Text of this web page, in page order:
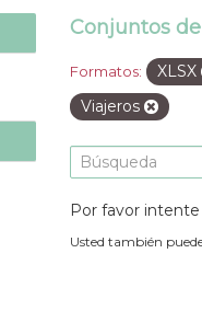
Conjuntos
Formatos: XLSX
Viajeros
Por favor
Usted también